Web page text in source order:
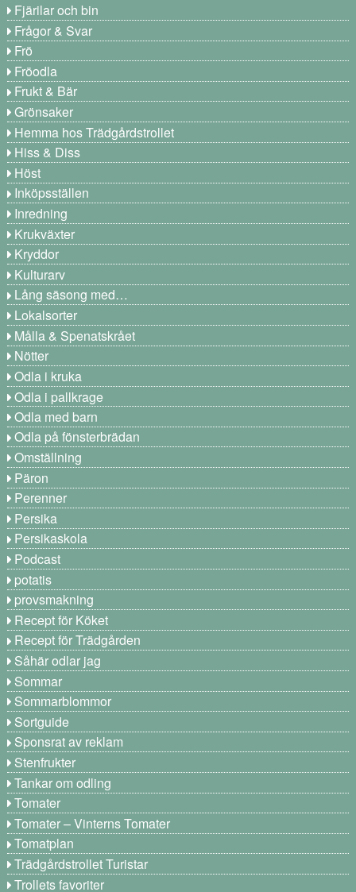
Fjärilar och bin
Frågor & Svar
Frö
Fröodla
Frukt & Bär
Grönsaker
Hemma hos Trädgårdstrollet
Hiss & Diss
Höst
Inköpsställen
Inredning
Krukväxter
Kryddor
Kulturarv
Lång säsong med…
Lokalsorter
Målla & Spenatskrået
Nötter
Odla i kruka
Odla i pallkrage
Odla med barn
Odla på fönsterbrädan
Omställning
Päron
Perenner
Persika
Persikaskola
Podcast
potatis
provsmakning
Recept för Köket
Recept för Trädgården
Såhär odlar jag
Sommar
Sommarblommor
Sortguide
Sponsrat av reklam
Stenfrukter
Tankar om odling
Tomater
Tomater – Vinterns Tomater
Tomatplan
Trädgårdstrollet Turistar
Trollets favoriter